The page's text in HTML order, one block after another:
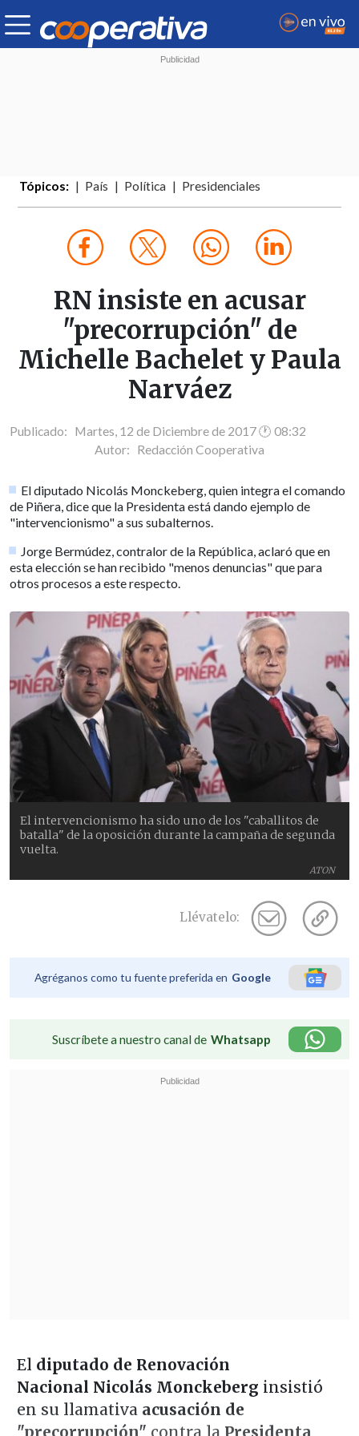
Tópicos: País Política Presidenciales
RN insiste en acusar
"precorrupción" de
Michelle Bachelet y Paula
Narváez
Publicado: Martes, 12 de Diciembre de 2017 🕐 08:32
Autor: Redacción Cooperativa
El diputado Nicolás Monckeberg, quien integra el comando
de Piñera, dice que la Presidenta está dando ejemplo de
"intervencionismo" a sus subalternos.
Jorge Bermúdez, contralor de la República, aclaró que en
esta elección se han recibido "menos denuncias" que para
otros procesos a este respecto.
ATON
El intervencionismo ha sido uno de los "caballitos de
batalla" de la oposición durante la campaña de segunda
vuelta.
Llévatelo:
Agréganos como tu fuente preferida en Google
Suscríbete a nuestro canal de Whatsapp
El diputado de Renovación
Nacional Nicolás Monckeberg insistió
en su llamativa acusación de
"precorrupción" contra la Presidenta